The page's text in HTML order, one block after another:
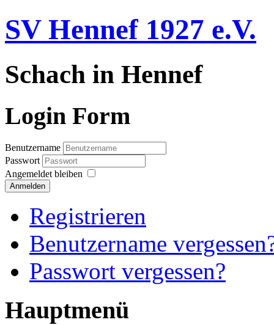
SV Hennef 1927 e.V.
Schach in Hennef
Login Form
Benutzername
Passwort
Angemeldet bleiben
Anmelden
Registrieren
Benutzername
Passwort vergessen?
Hauptmenü